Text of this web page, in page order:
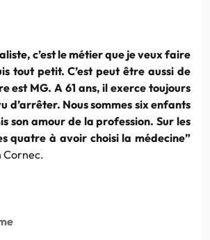
c’est le métier que je veux faire
tout petit. C’est peut être aussi de
est MG. A 61 ans, il exerce toujours
d’arrêter. Nous sommes six enfants
son amour de la profession. Sur les
quatre à avoir choisi la médecine”
Cornec.